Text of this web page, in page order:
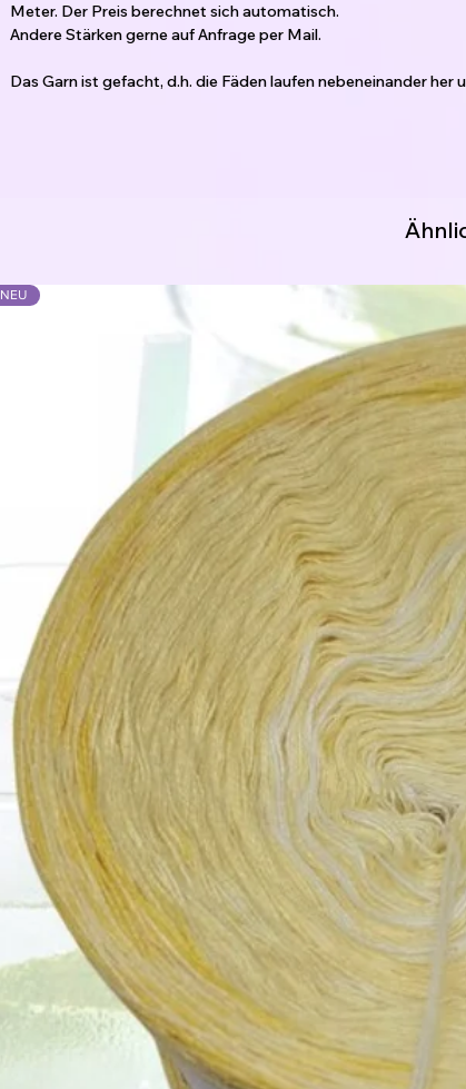
Meter. Der Preis berechnet sich automatisch.
Andere Stärken gerne auf Anfrage per Mail.
Das Garn ist gefacht, d.h. die Fäden laufen nebeneinander her
Ausgenommen bei einer Tuchwicklung. (hier fängst du innen
3-fädig: Nadelstärke 2,5 - 3,5
4-fädig: Nadelstärke 3,5 - 4,5
5-fädig: Nadelstärke 4,5 - 5,5
Je nachdem wie locker das Handwerk werden soll.
Bobbelgarn: 50% Baumwolle / 50% Polyacryl
Glitzerfaden: 62% Polyester / 38% Polyamid
Funkelgarn: 43% Baumwolle / 43% Acrylic / 9% Polyester / 5%
NEU